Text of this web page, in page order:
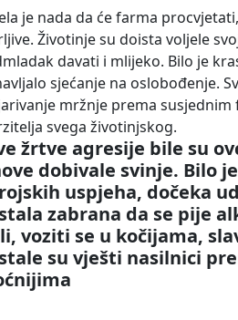
je nada da će farma
Životinje su doista voljele
davati i mlijeko. Bilo je
sjećanje na oslobođenje.
mržnje prema
svega životinjskog.
žrtve agresije bile su
dobivale svinje. Bilo
uspjeha, dočeka
zabrana da se pije
voziti se u kočijama,
su vješti nasilnici